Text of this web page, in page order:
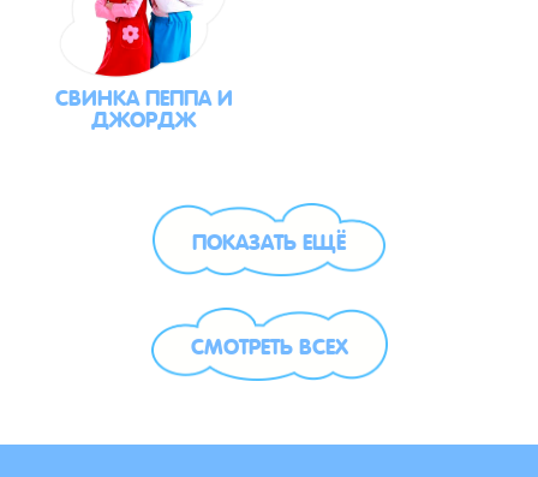
СВИНКА ПЕППА И
ДЖОРДЖ
ПОКАЗАТЬ ЕЩЁ
СМОТРЕТЬ ВСЕХ